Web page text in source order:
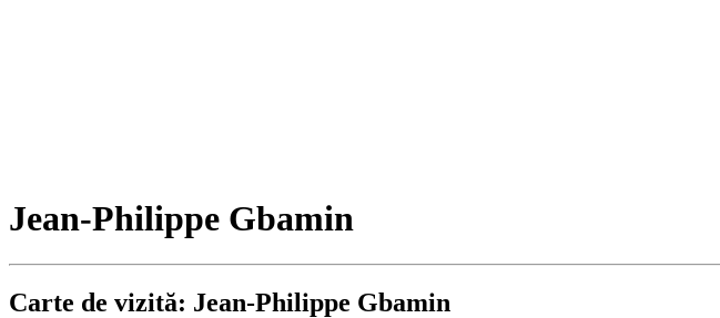
Jean-Philippe Gbamin
Carte de vizită: Jean-Philippe Gbamin